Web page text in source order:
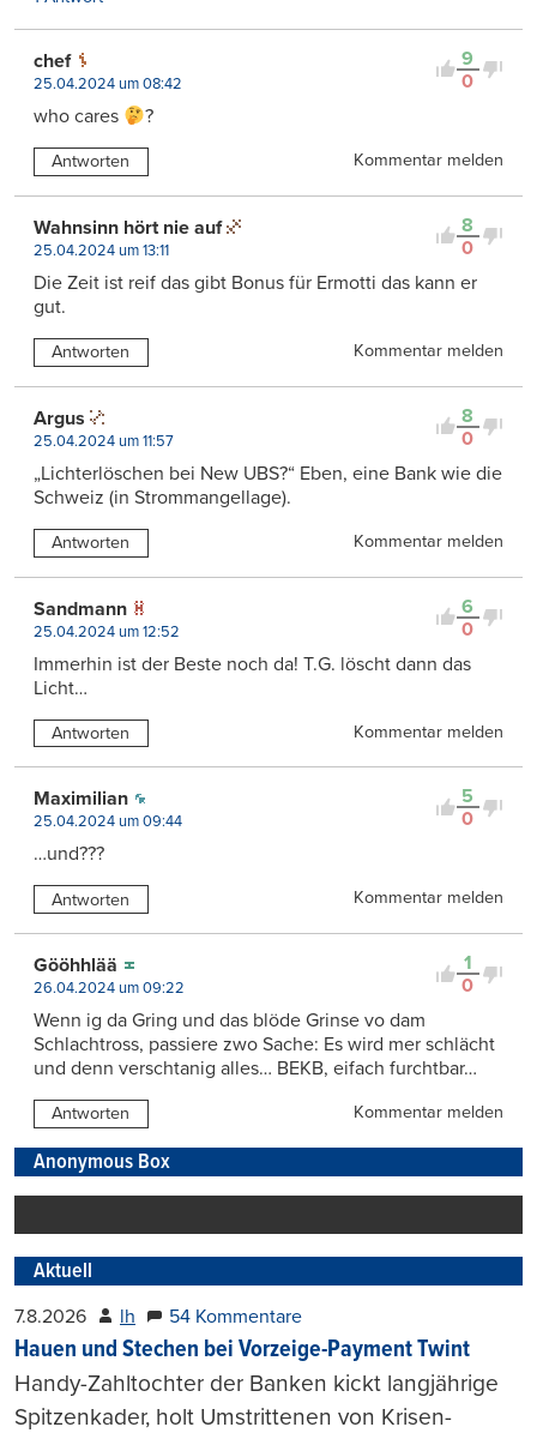
9
0
chef
25.04.2024 um 08:42
who cares ?
Antworten Kommentar melden
8
0
Wahnsinn hört nie auf
25.04.2024 um 13:11
Die Zeit ist reif das gibt Bonus für Ermotti das kann er
gut.
Antworten Kommentar melden
8
0
Argus
25.04.2024 um 11:57
„Lichterlöschen bei New UBS?“ Eben, eine Bank wie die
Schweiz (in Strommangellage).
Antworten Kommentar melden
6
0
Sandmann
25.04.2024 um 12:52
Immerhin ist der Beste noch da! T.G. löscht dann das
Licht…
Antworten Kommentar melden
5
0
Maximilian
25.04.2024 um 09:44
…und???
Antworten Kommentar melden
1
0
Gööhhlää
26.04.2024 um 09:22
Wenn ig da Gring und das blöde Grinse vo dam
Schlachtross, passiere zwo Sache: Es wird mer schlächt
und denn verschtanig alles… BEKB, eifach furchtbar…
Antworten Kommentar melden
Anonymous Box
Aktuell
7.8.2026 lh 54 Kommentare
Hauen und Stechen bei Vorzeige-Payment Twint
Handy-Zahltochter der Banken kickt langjährige
Spitzenkader, holt Umstrittenen von Krisen-